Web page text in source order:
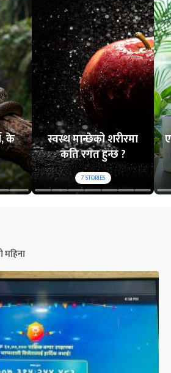
के
स्वस्थ मान्छेको शरीरमा
कति रगत हुन्छ ?
7STORIES
महिना